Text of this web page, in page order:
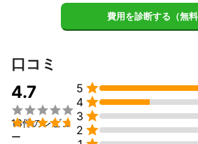
・WI-Fi環境の測定を行い、お客様の最適
提案をさせて頂き、設置、調整まで行いま
・パソコン、プリンターの適正設定、パ
・パソコンの健康診断を行い、パソコンを
また、
・インターネット各種サーバー構築
・Webアプリケーション開発
費用を診断する（無料
口コミ
4.7


13件のレビュ
ー
5 
4 
3 
2 